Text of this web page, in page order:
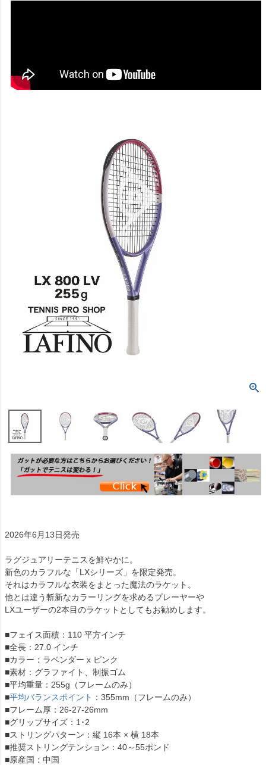
2026年6月13日発売
ラグジュアリーテニスを鮮やかに。
新色のカラフルな「LXシリーズ」を限定発売。
それはカラフルな衣装をまとった魔法のラケット。
他とは違う斬新なカラーリングを求めるプレーヤーや
LXユーザーの2本目のラケットとしてもお勧めします。
■フェイス面積：110 平方インチ
■全長：27.0 インチ
■カラー：ラベンダー x ピンク
■素材：グラファイト、制振ゴム
■平均重量：255g（フレームのみ）
■平均バランスポイント ：355mm（フレームのみ）
■フレーム厚：26-27-26mm
■グリップサイズ：1･2
■ストリングパターン：縦 16本 × 横 18本
■推奨ストリングテンション：40～55ポンド
■原産国：中国